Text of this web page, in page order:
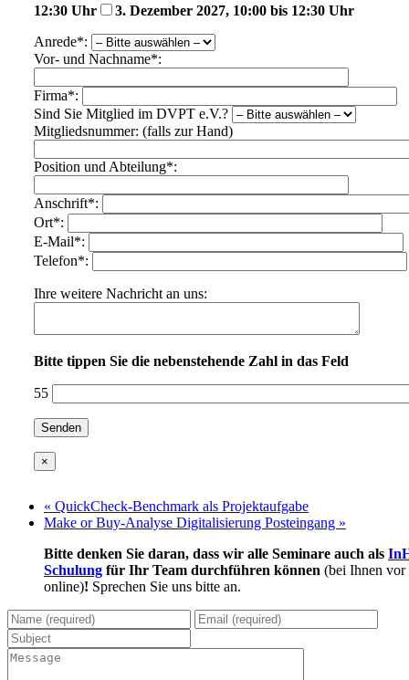
12:30 Uhr
3. Dezember 2027, 10:00 bis 12:30 Uhr
Anrede*:
Vor- und Nachname*:
Firma*:
Sind Sie Mitglied im DVPT e.V.?
Mitgliedsnummer: (falls zur Hand)
Position und Abteilung*:
Anschrift*:
Ort*:
E-Mail*:
Telefon*:
Ihre weitere Nachricht an uns:
Bitte tippen Sie die nebenstehende Zahl in das Feld
55
×
« QuickCheck-Benchmark als Projektaufgabe
Make or Buy-Analyse Digitalisierung Posteingang »
Bitte denken Sie daran, dass wir alle Seminare auch als
Schulung für Ihr Team durchführen können (bei Ihnen vor
online)! Sprechen Sie uns bitte an.